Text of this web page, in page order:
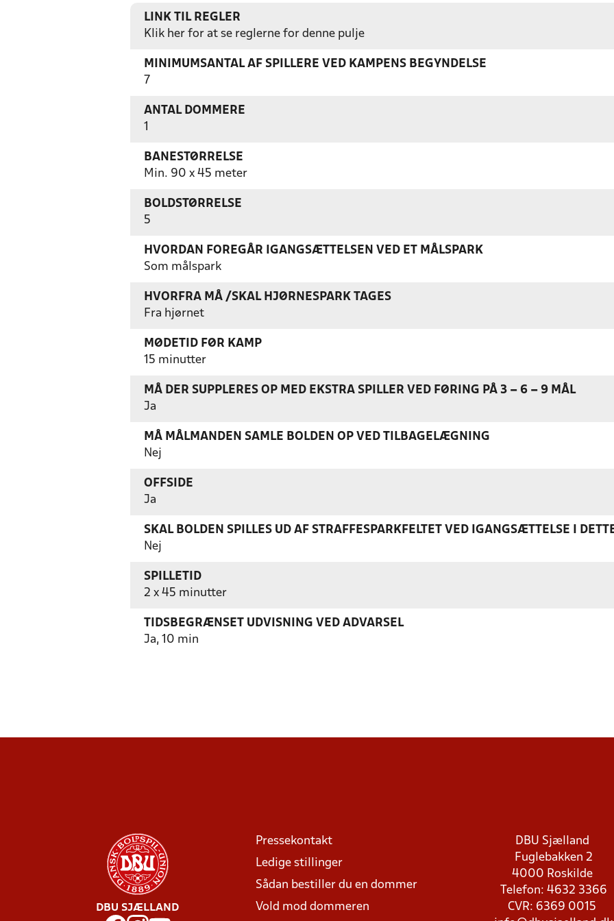
LINK TIL REGLER
Klik her for at se reglerne for denne pulje
MINIMUMSANTAL AF SPILLERE VED KAMPENS BEGYNDELSE
7
ANTAL DOMMERE
1
BANESTØRRELSE
Min. 90 x 45 meter
BOLDSTØRRELSE
5
HVORDAN FOREGÅR IGANGSÆTTELSEN VED ET MÅLSPARK
Som målspark
HVORFRA MÅ /SKAL HJØRNESPARK TAGES
Fra hjørnet
MØDETID FØR KAMP
15 minutter
MÅ DER SUPPLERES OP MED EKSTRA SPILLER VED FØRING PÅ 3 – 6 – 9 MÅL
Ja
MÅ MÅLMANDEN SAMLE BOLDEN OP VED TILBAGELÆGNING
Nej
OFFSIDE
Ja
SKAL BOLDEN SPILLES UD AF STRAFFESPARKFELTET VED IGANGSÆTTELSE I
Nej
SPILLETID
2 x 45 minutter
TIDSBEGRÆNSET UDVISNING VED ADVARSEL
Ja, 10 min
DBU SJÆLLAND
Pressekontakt
Ledige stillinger
Sådan bestiller du en dommer
Vold mod dommeren
DBU Sjælland
Fuglebakken 2
4000 Roskilde
Telefon: 4632 3366
CVR: 6369 0015